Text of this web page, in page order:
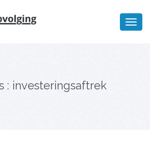
: investeringsaftrek
fiscaal
Ik wil meer informatie